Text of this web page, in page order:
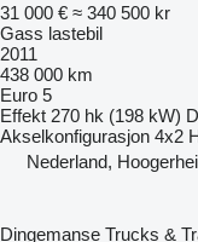
31 000 € ≈ 340 500 kr
Gass lastebil
2011
438 000 km
Euro 5
Effekt 270 hk (198 kW)
Akselkonfigurasjon 4x2
Nederland,
Dingemanse Trucks &